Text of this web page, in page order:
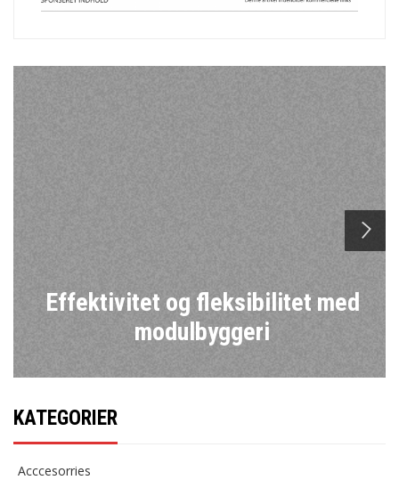
Effektivitet og fleksibilitet med
modulbyggeri
KATEGORIER
Acccesorries